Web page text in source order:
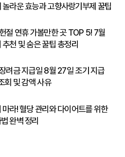
놀라운 효능과 고향사랑기부제 꿀팁
절 연휴 가볼만한 곳 TOP 5! 7월
천 및 숨은 꿀팁 총정리
려금 지급일 8월 27일 조기 지급
회 및 감액 사유
마라! 혈당 관리와 다이어트를 위한
완벽 정리